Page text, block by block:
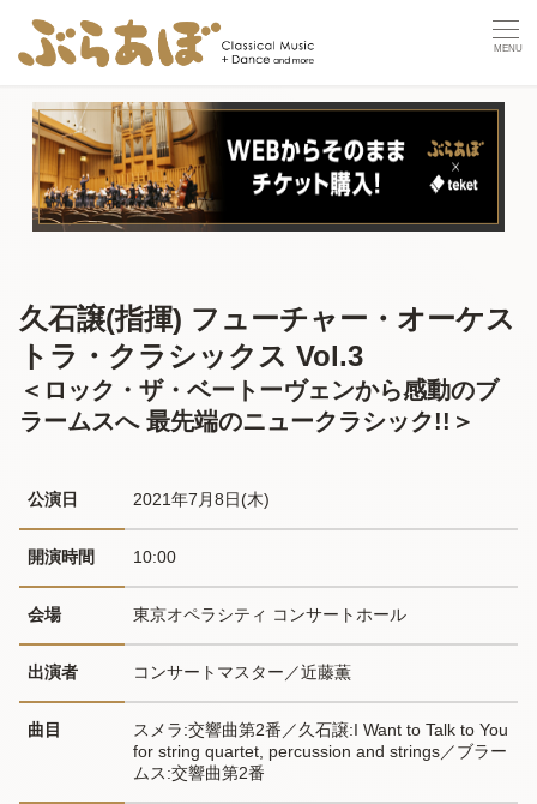
久石譲(指揮) フューチャー・オーケス
トラ・クラシックス Vol.3
＜ロック・ザ・ベートーヴェンから感動のブ
ラームスへ 最先端のニュークラシック!!＞
公演日 2021年7月8日(木)
開演時間 10:00
会場 東京オペラシティ コンサートホール
出演者 コンサートマスター／近藤薫
曲目
スメラ:交響曲第2番／久石譲:I Want to Talk to You
for string quartet, percussion and strings／ブラー
ムス:交響曲第2番